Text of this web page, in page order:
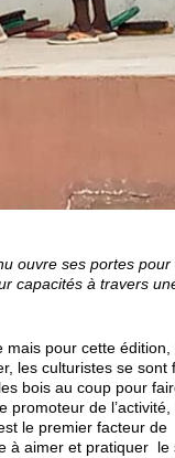
ouvre ses portes
capacités à travers
mais pour cette
les culturistes se sont
bois au coup pour
promoteur de l’activité,
le premier facteur de
à aimer et pratiquer le